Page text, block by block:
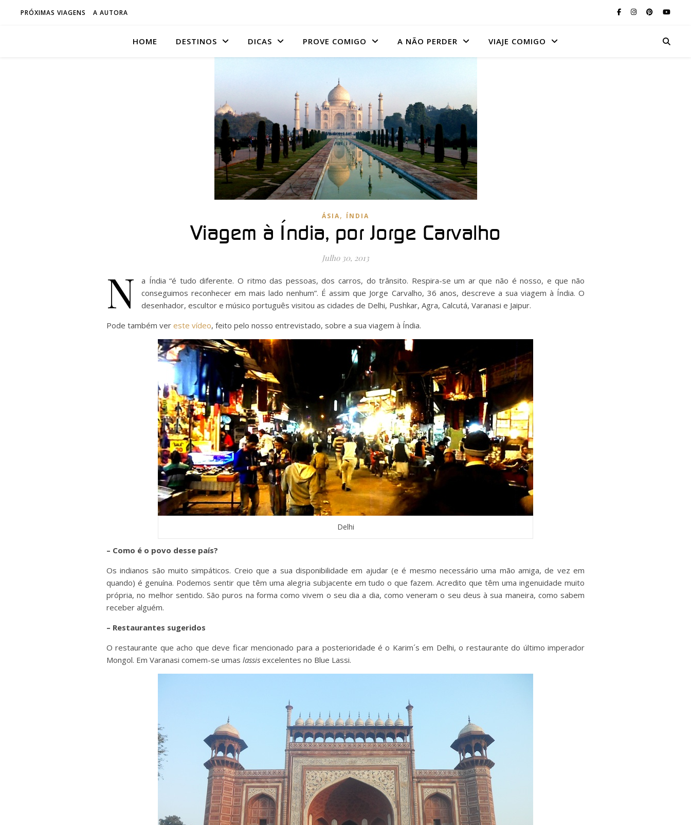
PRÓXIMAS VIAGENS A AUTORA
HOME DESTINOS DICAS PROVE COMIGO A NÃO PERDER VIAJE COMIGO
ÁSIA, ÍNDIA
Viagem à Índia, por Jorge Carvalho
Julho 30, 2013
N
a Índia “é tudo diferente. O ritmo das pessoas, dos carros, do trânsito. Respira-se um ar que não é nosso, e que não
conseguimos reconhecer em mais lado nenhum”. É assim que Jorge Carvalho, 36 anos, descreve a sua viagem à Índia. O
desenhador, escultor e músico português visitou as cidades de Delhi, Pushkar, Agra, Calcutá, Varanasi e Jaipur.
Pode também ver este vídeo, feito pelo nosso entrevistado, sobre a sua viagem à Índia.
Delhi
– Como é o povo desse país?
Os indianos são muito simpáticos. Creio que a sua disponibilidade em ajudar (e é mesmo necessário uma mão amiga, de vez em
quando) é genuína. Podemos sentir que têm uma alegria subjacente em tudo o que fazem. Acredito que têm uma ingenuidade muito
própria, no melhor sentido. São puros na forma como vivem o seu dia a dia, como veneram o seu deus à sua maneira, como sabem
receber alguém.
– Restaurantes sugeridos
O restaurante que acho que deve ficar mencionado para a posterioridade é o Karim´s em Delhi, o restaurante do último imperador
Mongol. Em Varanasi comem-se umas lassis excelentes no Blue Lassi.